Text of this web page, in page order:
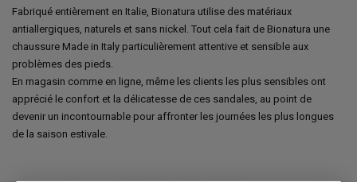
Fabriqué entièrement en Italie, Bionatura utilise des matériaux
antiallergiques, naturels et sans nickel. Tout cela fait de Bionatura une
chaussure Made in Italy particulièrement attentive et sensible aux
problèmes des pieds.
En magasin comme en ligne, même les clients les plus sensibles ont
apprécié le confort et la délicatesse de ces sandales, au point de
devenir un incontournable pour affronter les journées les plus longues
de la saison estivale.